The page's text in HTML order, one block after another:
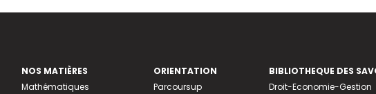
NOS MATIÈRES
Mathématiques
ORIENTATION
Parcoursup
BIBLIOTHEQUE DES
Droit-Economie-Gestion